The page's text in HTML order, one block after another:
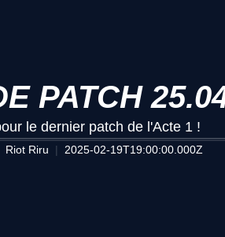
PATCH
le dernier patch de l'Acte 1 !
Riot Riru 2025-02-19T19:00:00.000Z